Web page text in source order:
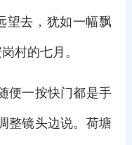
望去，犹如一幅飘
岗村的七月。
便一按快门都是手
整镜头边说。荷塘